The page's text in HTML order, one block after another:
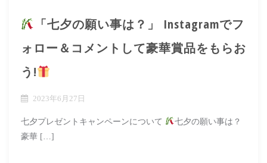
「七夕の願い事は？」 Instagramでフ
ォロー＆コメントして豪華賞品をもらお
う!
2023年6月27日
七夕プレゼントキャンペーンについて
七夕の願い事は？‬
豪華 […]